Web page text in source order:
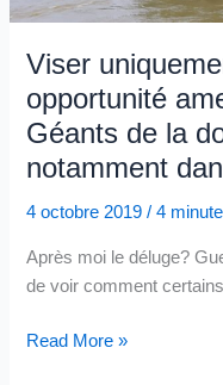
en
par
Office365
et
totalement
absents
de
Suite
Viser
opportunité
Géants de la
notamment
4 octobre 2019/4
Après moi le déluge?
de voir comment
Viser
Read More »